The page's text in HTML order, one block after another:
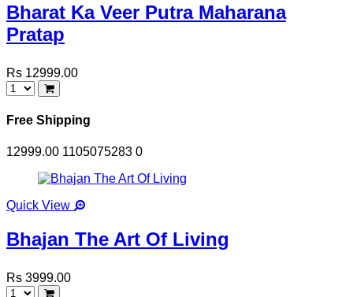
Bharat Ka Veer Putra Maharana
Pratap
Rs 12999.00
Free Shipping
12999.00 1105075283 0
Quick View
Bhajan The Art Of Living
Rs 3999.00